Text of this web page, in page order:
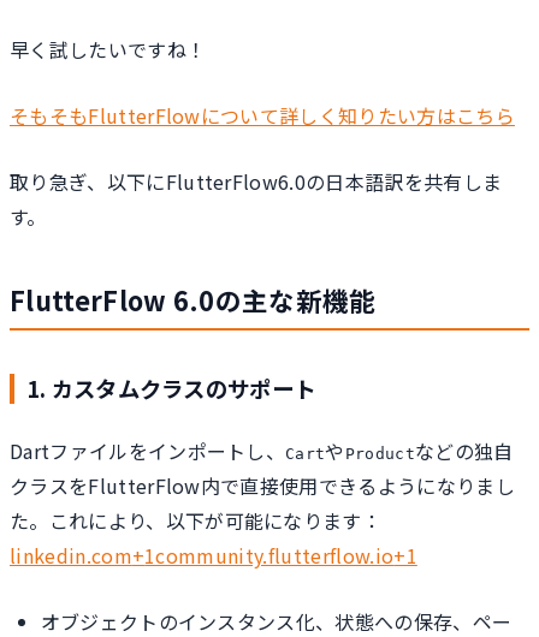
早く試したいですね！
そもそもFlutterFlowについて詳しく知りたい方はこちら
取り急ぎ、以下にFlutterFlow6.0の日本語訳を共有しま
す。
FlutterFlow 6.0の主な新機能
1. カスタムクラスのサポート
Dartファイルをインポートし、 Cartや Productなどの独自
クラスをFlutterFlow内で直接使用できるようになりまし
た。これにより、以下が可能になります：
linkedin.com+1community.flutterflow.io+1
オブジェクトのインスタンス化、状態への保存、ペー